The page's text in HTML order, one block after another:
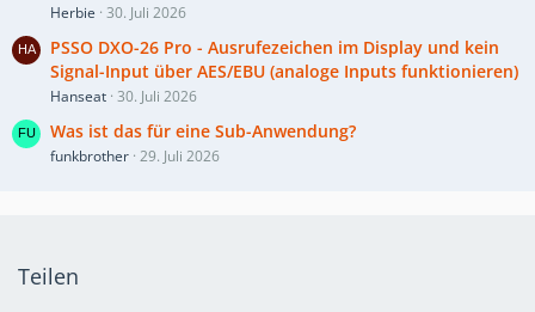
Herbie 30. Juli 2026
PSSO DXO-26 Pro - Ausrufezeichen im Display und kein
Signal-Input über AES/EBU (analoge Inputs funktionieren)
Hanseat 30. Juli 2026
Was ist das für eine Sub-Anwendung?
funkbrother 29. Juli 2026
Teilen